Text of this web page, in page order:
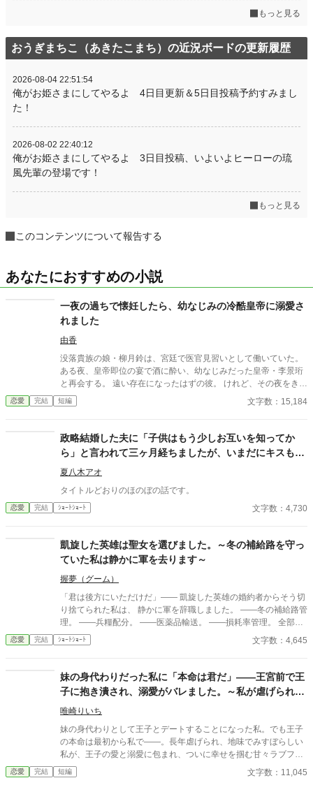
もっと見る
おうぎまちこ（あきたこまち）の近況ボードの更新履歴
2026-08-04 22:51:54
俺がお姫さまにしてやるよ 4日目更新＆5日目投稿予約すみまし
た！
2026-08-02 22:40:12
俺がお姫さまにしてやるよ 3日目投稿、いよいよヒーローの琉
風先輩の登場です！
もっと見る
このコンテンツについて報告する
あなたにおすすめの小説
一夜の過ちで懐妊したら、幼なじみの冷酷皇帝に溺愛さ
れました
由香
没落貴族の娘・柳月鈴は、宮廷で医官見習いとして働いていた。
ある夜、皇帝即位の宴で酒に酔い、幼なじみだった皇帝・李景珩
と再会する。 遠い存在になったはずの彼。 けれど、その夜をきっ
かけに月鈴の運命は大きく動き出す。 冷酷と恐れられる皇帝が、
なぜか彼女だけには甘すぎて――。
恋愛 完結 短編 文字数：15,184
政略結婚した夫に「子供はもう少しお互いを知ってか
ら」と言われて三ヶ月経ちましたが、いまだにキスもし
てくれません。
夏八木アオ
タイトルどおりのほのぼの話です。
恋愛 完結 ｼｮｰﾄｼｮｰﾄ 文字数：4,730
凱旋した英雄は聖女を選びました。～冬の補給路を守っ
ていた私は静かに軍を去ります～
握夢（グーム）
「君は後方にいただけだ」―― 凱旋した英雄の婚約者からそう切
り捨てられた私は、 静かに軍を辞職しました。 ――冬の補給路管
理。 ――兵糧配分。 ――医薬品輸送。 ――損耗率管理。 全部、
私の仕事だったのですが。 三週間後、 王国軍は補給崩壊。 「な
ぜ食糧が届かない！」 「なぜ兵が飢える！」 ……逆にお聞きしま
えたことはありましたか？ これは、 誰にも評価されなかった兵站
官（へいたんかん）が、 隣国の辺境伯にだけ価値を見抜かれ、 人
生を取り戻す物語。 今更「戻ってきてくれ」と泣きつかれても、
私は隣国の最高機密ですので――！
恋愛 完結 ｼｮｰﾄｼｮｰﾄ 文字数：4,645
妹の身代わりだった私に「本命は君だ」――王宮前で王
子に抱き潰され、溺愛がバレました。～私が虐げられる
きっかけになった少年が、私と王子を結び付
唯崎りいち
妹の身代わりとして王子とデートすることになった私。でも王子
の本命は最初から私で――。長年虐げられ、地味でみすぼらしい
私が、王子の愛と溺愛に包まれ、ついに幸せを掴む甘々ラブファ
ンタジー。妹や家族との誤解、影武者の存在も絡み、ハラハラと
胸キュンが止まらない物語。
恋愛 完結 短編 文字数：11,045